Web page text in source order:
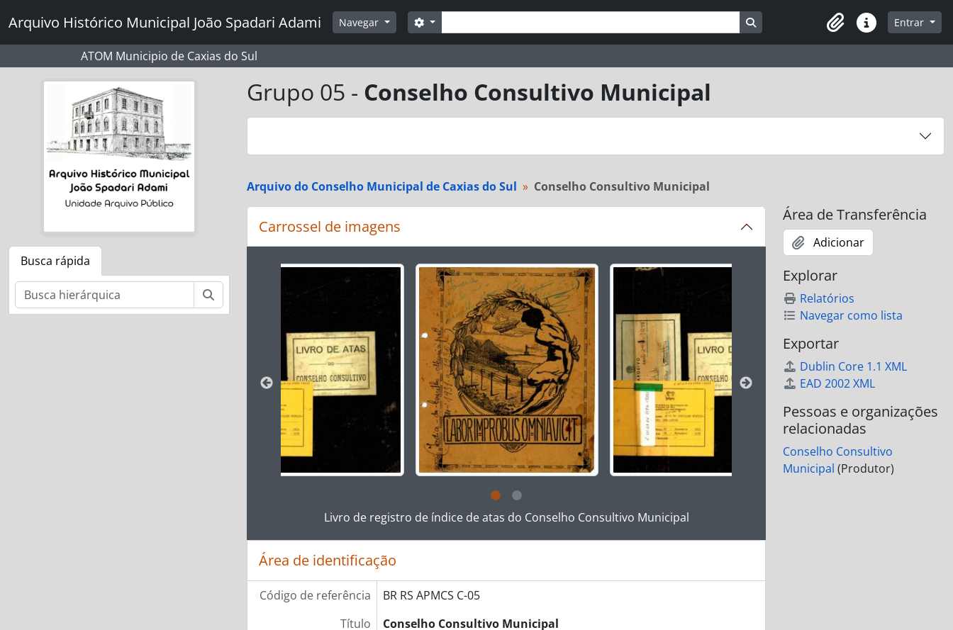
Arquivo Histórico Municipal João Spadari Adami Navegar Buscar
Opções de busca Busque na página de navegação
Atalhos Entrar
ATOM Municipio de Caxias do Sul
Busca rápida
Grupo 05 - Conselho Consultivo Municipal
Arquivo do Conselho Municipal de Caxias do Sul Conselho Consultivo Municipal
Carrossel de imagens
Ao alterar o slide atual deste carrossel, o título da descrição exibido no carrossel seguinte será alterado. Clicando em
Ao clicar no link deste título da descrição a página de visualização da descrição deste objeto digital será aberta. O texto
Livro de registro de índice de atas do Conselho Consultivo Municipal
Área de identificação
Código de referência
BR RS APMCS C-05
Título
Conselho Consultivo Municipal
Área de Transferência
Adicionar
Explorar
Relatórios
Navegar como lista
Exportar
Dublin Core 1.1 XML
EAD 2002 XML
Pessoas e organizações
relacionadas
Conselho Consultivo
Municipal (Produtor)